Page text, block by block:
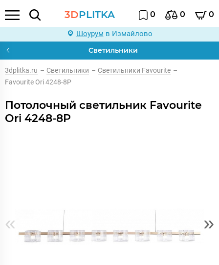
3DPLITKA 0 0 0
Шоурум в Измайлово
Светильники
3dplitka.ru – Светильники – Светильники Favourite –
Favourite Ori 4248-8P
Потолочный светильник Favourite
Ori 4248-8P
« »